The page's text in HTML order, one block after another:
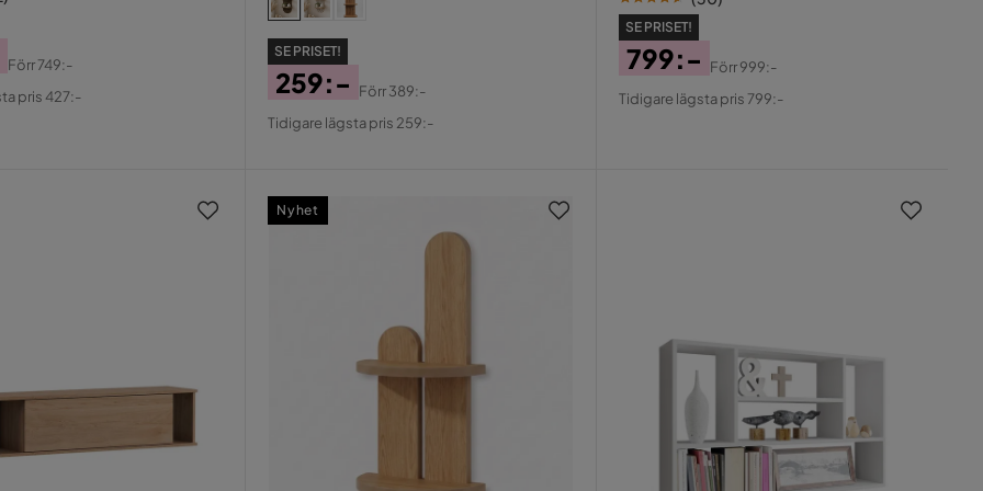
Förr749:-
pris 427:-
SE PRISET!
Pris
259:-
Original
Förr389:-
Tidigare lägsta pris 259:-
SE PRISET!
Pris
799:-
Original
Förr999:-
Tidigare lägsta pris 799:-
Nyhet